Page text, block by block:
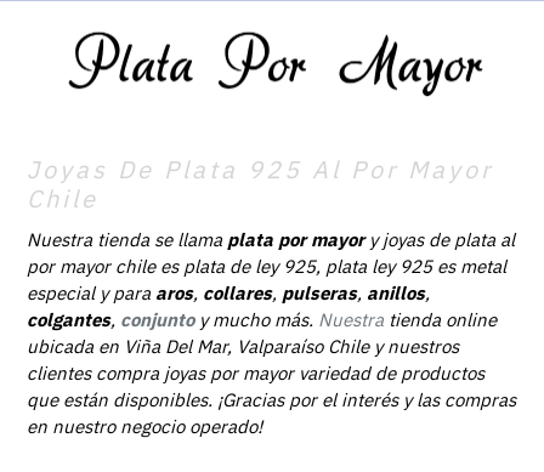
Joyas De Plata 925 Al Por Mayor
Chile
Nuestra tienda se llama plata por mayory joyas de plata al
por mayor chile es plata de ley 925, plata ley 925 es metal
especial y para aros, collares, pulseras, anillos,
colgantes, conjunto y mucho más. Nuestra tienda online
ubicada en Viña Del Mar, Valparaíso Chile y nuestros
clientes compra joyas por mayor variedad de productos
que están disponibles. ¡Gracias por el interés y las compras
en nuestro negocio operado!